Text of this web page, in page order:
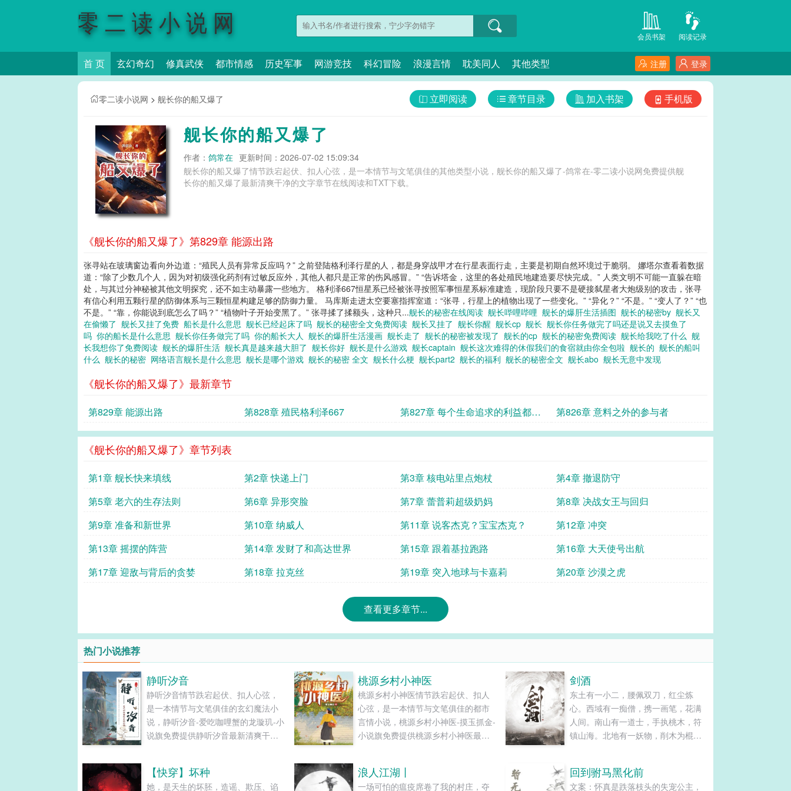
零二读小说网 阅读记录
会员书架
首 页 玄幻奇幻 修真武侠 都市情感 历史军事 网游竞技 科幻冒险 浪漫言情 耽美同人 其他类型 登录
注册
零二读小说网 > 舰长你的船又爆了 手机版
加入书架
章节目录
立即阅读
舰长你的船又爆了
作者： 鸽常在 更新时间：2026-07-02 15:09:34
舰长你的船又爆了情节跌宕起伏、扣人心弦，是一本情节与文笔俱佳的其他类型小说，舰长你的船又爆了-鸽常在-零二读小说网免费提供舰
长你的船又爆了最新清爽干净的文字章节在线阅读和TXT下载。
《舰长你的船又爆了》第829章 能源出路
张寻站在玻璃窗边看向外边道：“殖民人员有异常反应吗？” 之前登陆格利泽行星的人，都是身穿战甲才在行星表面行走，主要是初期自然环境过于脆弱。 娜塔尔查看着数据
道：“除了少数几个人，因为对初级强化药剂有过敏反应外，其他人都只是正常的伤风感冒。” “告诉塔金，这里的各处殖民地建造要尽快完成。” 人类文明不可能一直躲在暗
处，与其过分神秘被其他文明探究，还不如主动暴露一些地方。 格利泽667恒星系已经被张寻按照军事恒星系标准建造，现阶段只要不是硬接弑星者大炮级别的攻击，张寻
有信心利用五颗行星的防御体系与三颗恒星构建足够的防御力量。 马库斯走进太空要塞指挥室道：“张寻，行星上的植物出现了一些变化。” “异化？” “不是。” “变人了？” “也
不是。” “靠，你能说到底怎么了吗？” “植物叶子开始变黑了。” 张寻揉了揉额头，这种只...舰长的秘密在线阅读 舰长哔哩哔哩 舰长的爆肝生活插图 舰长的秘密by 舰长又
在偷懒了 舰长又挂了免费 船长是什么意思 舰长已经起床了吗 舰长的秘密全文免费阅读 舰长又挂了 舰长你醒 舰长cp 舰长 舰长你任务做完了吗还是说又去摸鱼了
吗 你的船长是什么意思 舰长你任务做完了吗 你的船长大人 舰长的爆肝生活漫画 舰长走了 舰长的秘密被发现了 舰长的cp 舰长的秘密免费阅读 舰长给我吃了什么 舰
长我想你了免费阅读 舰长的爆肝生活 舰长真是越来越大胆了 舰长你好 舰长是什么游戏 舰长captain 舰长这次难得的休假我们的食宿就由你全包啦 舰长的 舰长的船叫
什么 舰长的秘密 网络语言舰长是什么意思 舰长是哪个游戏 舰长的秘密 全文 舰长什么梗 舰长part2 舰长的福利 舰长的秘密全文 舰长abo 舰长无意中发现
《舰长你的船又爆了》最新章节
第829章 能源出路 第828章 殖民格利泽667
第827章 每个生命追求的利益都不
相同
第826章 意料之外的参与者
《舰长你的船又爆了》章节列表
第1章 舰长快来填线 第2章 快递上门 第3章 核电站里点炮杖
第4章 撤退防守
第5章 老六的生存法则
第6章 异形突脸 第7章 蕾普莉超级奶妈
第8章 决战女王与回归
第9章 准备和新世界
第10章 纳威人 第11章 说客杰克？宝宝杰克？
第12章 冲突
第13章 摇摆的阵营
第14章 发财了和高达世界 第15章 跟着基拉跑路
第16章 大天使号出航
第17章 迎敌与背后的贪婪
第18章 拉克丝 第19章 突入地球与卡嘉莉 第20章 沙漠之虎
查看更多章节...
热门小说推荐
静听汐音
静听汐音情节跌宕起伏、扣人心弦，
是一本情节与文笔俱佳的玄幻魔法小
说，静听汐音-爱吃咖哩蟹的龙璇玑-小
说旗免费提供静听汐音最新清爽干净
桃源乡村小神医
桃源乡村小神医情节跌宕起伏、扣人
心弦，是一本情节与文笔俱佳的都市
言情小说，桃源乡村小神医-摸玉抓金-
小说旗免费提供桃源乡村小神医最新
剑酒
东土有一小二，腰佩双刀，红尘炼
心。西域有一痴僧，携一画笔，花满
人间。南山有一道士，手执桃木，符
镇山海。北地有一妖物，削木为棍，
然千里，一剑霜寒九州！......
【快穿】坏种
她，是天生的坏胚，造谣、欺压、谄
浪人江湖丨
一场可怕的瘟疫席卷了我的村庄，夺
回到驸马黑化前
文案：怀真是跌落枝头的失宠公主，